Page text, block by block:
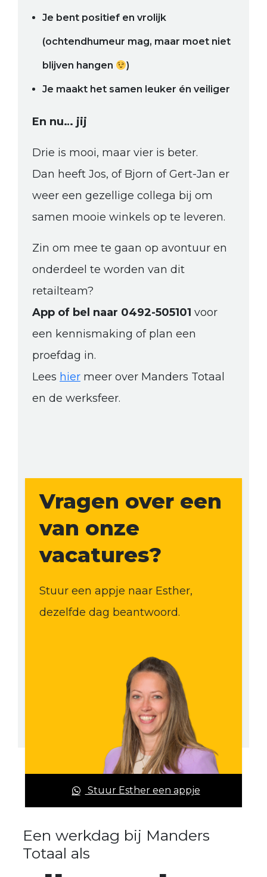
Je bent positief en vrolijk
(ochtendhumeur mag, maar moet niet
blijven hangen )
Je maakt het samen leuker én veiliger
En nu… jij
Drie is mooi, maar vier is beter.
Dan heeft Jos, of Bjorn of Gert-Jan er
weer een gezellige collega bij om
samen mooie winkels op te leveren.
Zin om mee te gaan op avontuur en
onderdeel te worden van dit
retailteam?
App of bel naar 0492-505101 voor
een kennismaking of plan een
proefdag in.
Lees hier meer over Manders Totaal
en de werksfeer.
Vragen over een
van onze
vacatures?
Stuur een appje naar Esther,
dezelfde dag beantwoord.
Stuur Esther een appje
Een werkdag bij Manders
Totaal als